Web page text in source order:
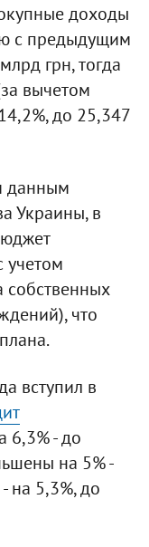
доходы
с предыдущим
грн, тогда
вычетом
до 25,347
данным
Украины, в
учетом
что
вступил в
6,3% - до
на 5% -
на 5,3%, до